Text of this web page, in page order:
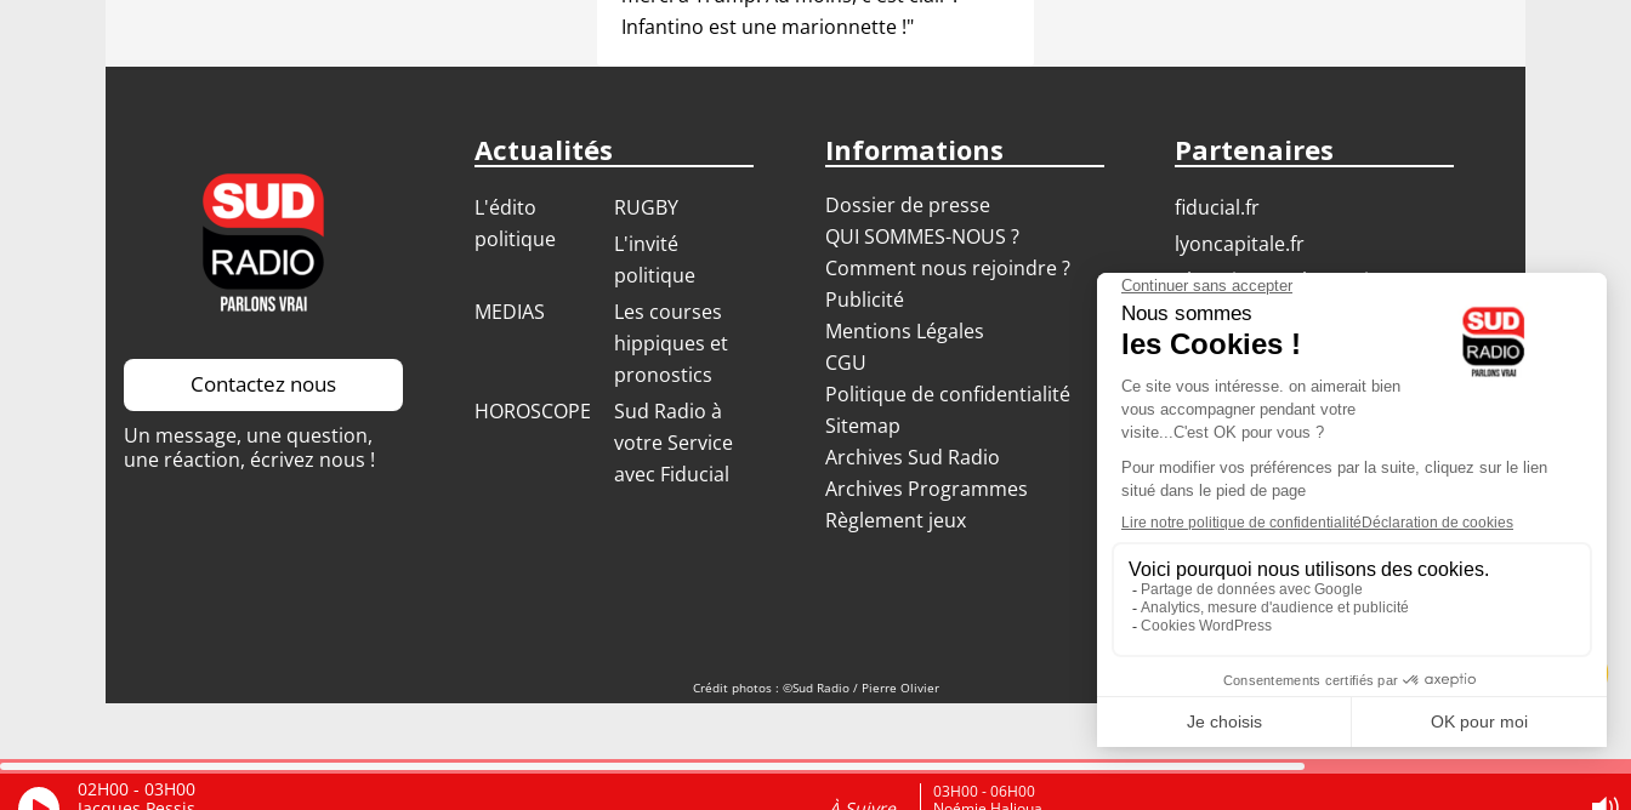
Infantino est une marionnette !"
Contactez nous
Un message, une question,
une réaction, écrivez nous !
Actualités
L'édito
politique
RUGBY
L'invité
politique
MEDIAS
Les courses
hippiques et
pronostics
HOROSCOPE
Sud Radio à
votre Service
avec Fiducial
Informations
Dossier de presse
QUI SOMMES-NOUS ?
Comment nous rejoindre ?
Publicité
Mentions Légales
CGU
Politique de confidentialité
Sitemap
Archives Sud Radio
Archives Programmes
Règlement jeux
Partenaires
fiducial.fr
lyoncapitale.fr
olympique-et-lyonnais.com
L'application Iphone
/ Android
Téléchargez l'application
Les cookies
Gestion des cookies
Crédit photos : ©Sud Radio / Pierre Olivier
02H00 - 03H00
03H00 - 06H00